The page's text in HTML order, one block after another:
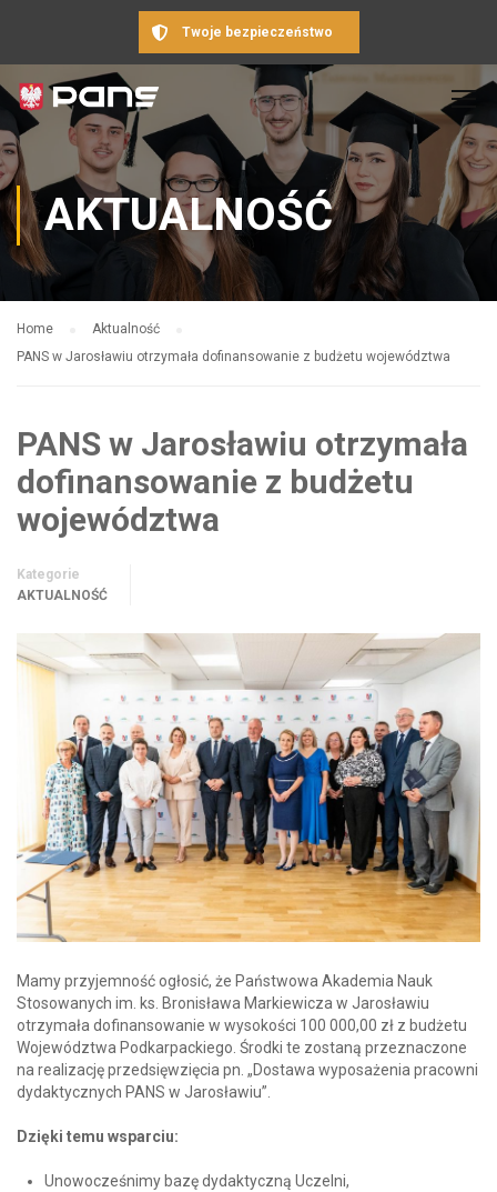
Twoje bezpieczeństwo
AKTUALNOŚĆ
Home
Aktualność
PANS w Jarosławiu otrzymała dofinansowanie z budżetu województwa
PANS w Jarosławiu otrzymała
dofinansowanie z budżetu
województwa
Kategorie
AKTUALNOŚĆ
Mamy przyjemność ogłosić, że Państwowa Akademia Nauk
Stosowanych im. ks. Bronisława Markiewicza w Jarosławiu
otrzymała dofinansowanie w wysokości 100 000,00 zł z budżetu
Województwa Podkarpackiego. Środki te zostaną przeznaczone
na realizację przedsięwzięcia pn. „Dostawa wyposażenia pracowni
dydaktycznych PANS w Jarosławiu”.
Dzięki temu wsparciu:
Unowocześnimy bazę dydaktyczną Uczelni,